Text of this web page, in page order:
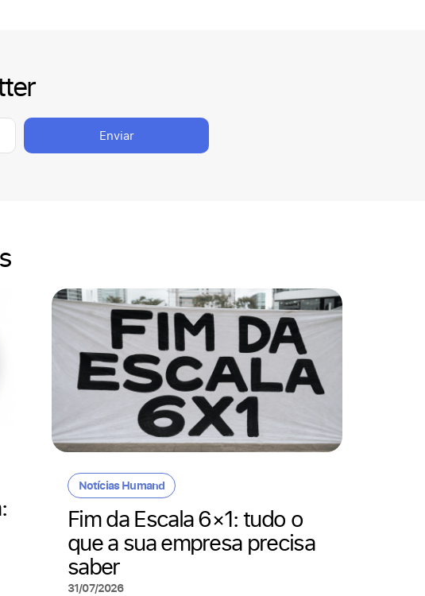
Enviar
Notícias Humand
Fim da Escala 6×1: tudo o
que a sua empresa precisa
saber
31/07/2026